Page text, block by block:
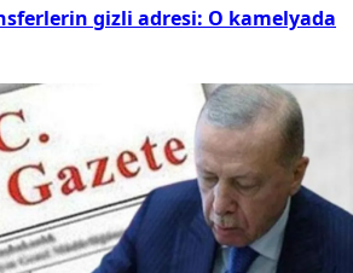
gizli adresi: O kamelyada